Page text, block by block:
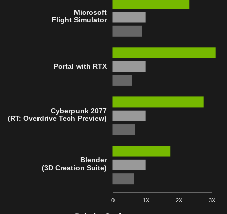
0 1X 2X 3X
Microsoft
Flight Simulator
Portal with RTX
Cyberpunk 2077
(RT: Overdrive Tech Preview)
Blender
(3D Creation Suite)